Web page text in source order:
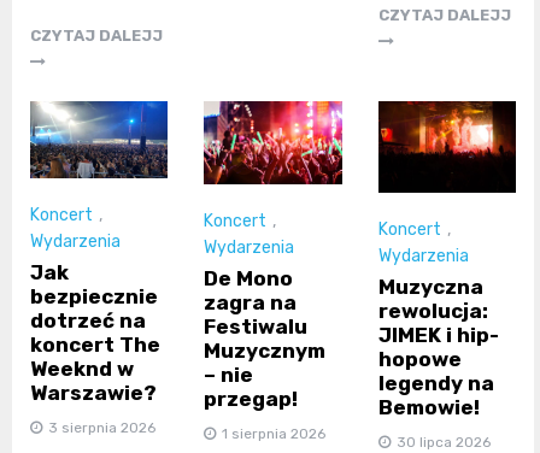
CZYTAJ DALEJJ
CZYTAJ DALEJJ
Koncert ,
Wydarzenia
Jak
bezpiecznie
dotrzeć na
koncert The
Weeknd w
Warszawie?
3 sierpnia 2026
Koncert ,
Wydarzenia
De Mono
zagra na
Festiwalu
Muzycznym
– nie
przegap!
1 sierpnia 2026
Koncert ,
Wydarzenia
Muzyczna
rewolucja:
JIMEK i hip-
hopowe
legendy na
Bemowie!
30 lipca 2026